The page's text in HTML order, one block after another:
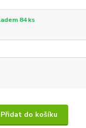
84 ks
Přidat do košíku